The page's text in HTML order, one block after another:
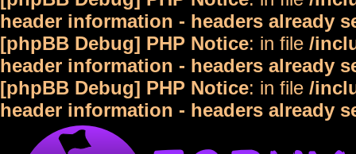
header information - headers already
[phpBB Debug] PHP Notice: in file /
header information - headers already
[phpBB Debug] PHP Notice: in file /
header information - headers already